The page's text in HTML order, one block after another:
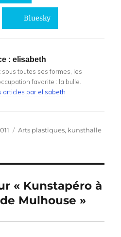
Bluesky
: elisabeth
toutes ses formes, les
favorite : la bulle.
articles par elisabeth
Catégories
Arts plastiques, kunsthalle
« Kunstapéro à
Mulhouse »